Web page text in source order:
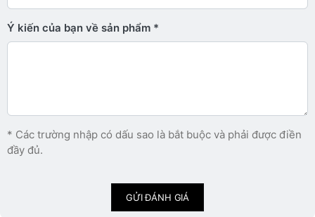
Ý kiến ​​của bạn về sản phẩm
* Các trường nhập có dấu sao là bắt buộc và phải được điền
đầy đủ.
GỬI ĐÁNH GIÁ